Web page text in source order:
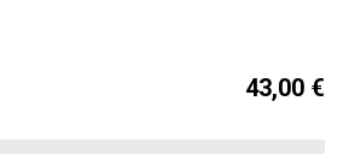
43,00 €